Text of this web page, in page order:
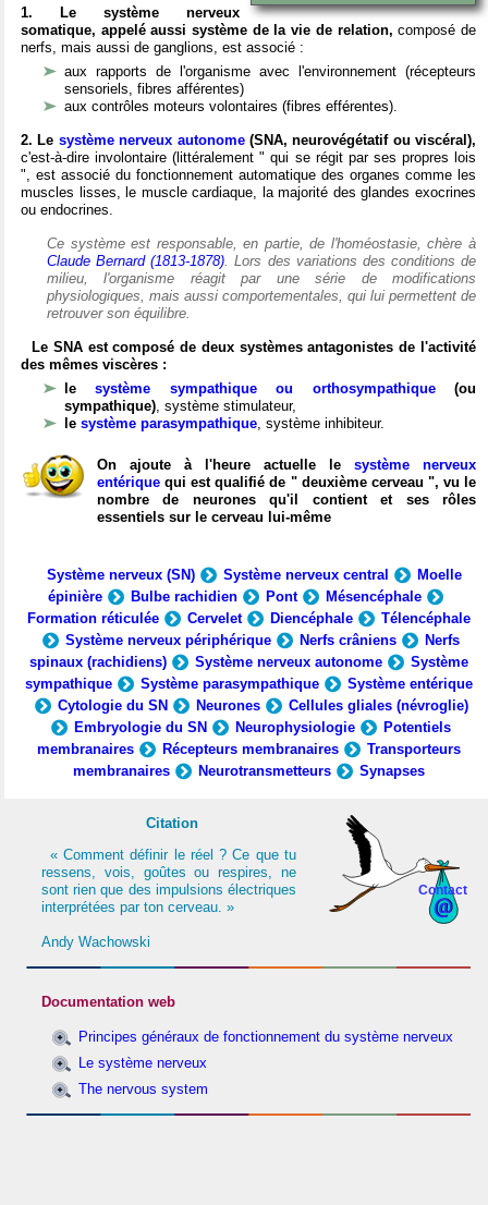
1. Le système nerveux
somatique, appelé aussi système de la vie de relation, composé de
nerfs, mais aussi de ganglions, est associé :
aux rapports de l'organisme avec l'environnement (récepteurs
sensoriels, fibres afférentes)
aux contrôles moteurs volontaires (fibres efférentes).
2. Le système nerveux autonome(SNA, neurovégétatif ou viscéral),
c'est-à-dire involontaire (littéralement " qui se régit par ses propres lois
", est associé du fonctionnement automatique des organes comme les
muscles lisses, le muscle cardiaque, la majorité des glandes exocrines
ou endocrines.
Ce système est responsable, en partie, de l'homéostasie, chère à
Claude Bernard (1813-1878). Lors des variations des conditions de
milieu, l'organisme réagit par une série de modifications
physiologiques, mais aussi comportementales, qui lui permettent de
retrouver son équilibre.
Le SNA est composé de deux systèmes antagonistes de l'activité
des mêmes viscères :
lesystème sympathique ou orthosympathique(ou
sympathique), système stimulateur,
le système parasympathique, système inhibiteur.
On ajoute à l'heure actuelle le système nerveux
entérique qui est qualifié de " deuxième cerveau ", vu le
nombre de neurones qu'il contient et ses rôles
essentiels sur le cerveau lui-même
Système nerveux (SN) Système nerveux central
Moelle
épinière
Bulbe rachidien Pont
Mésencéphale
Formation réticulée
Cervelet Diencéphale
Télencéphale
Système nerveux périphérique
Nerfs crâniens
Nerfs
spinaux (rachidiens)
Système nerveux autonome
Système
sympathique
Système parasympathique
Système entérique
Cytologie du SN
Neurones
Cellules gliales (névroglie)
Embryologie du SN
Neurophysiologie
Potentiels
membranaires
Récepteurs membranaires
Transporteurs
membranaires
Neurotransmetteurs Synapses
Contact
Citation
« Comment définir le réel ? Ce que tu
ressens, vois, goûtes ou respires, ne
sont rien que des impulsions électriques
interprétées par ton cerveau. »
Andy Wachowski
Documentation web
Principes généraux de fonctionnement du système nerveux
Le système nerveux
The nervous system